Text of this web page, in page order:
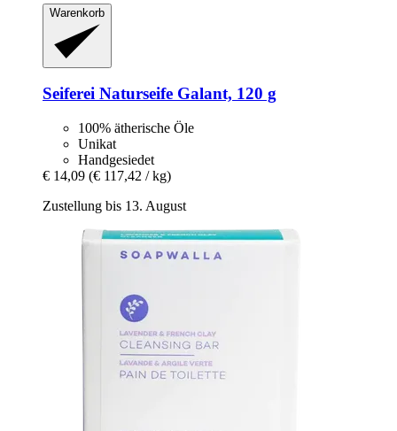
Warenkorb
Seiferei Naturseife Galant, 120 g
100% ätherische Öle
Unikat
Handgesiedet
€ 14,09 (€ 117,42 / kg)
Zustellung bis 13. August